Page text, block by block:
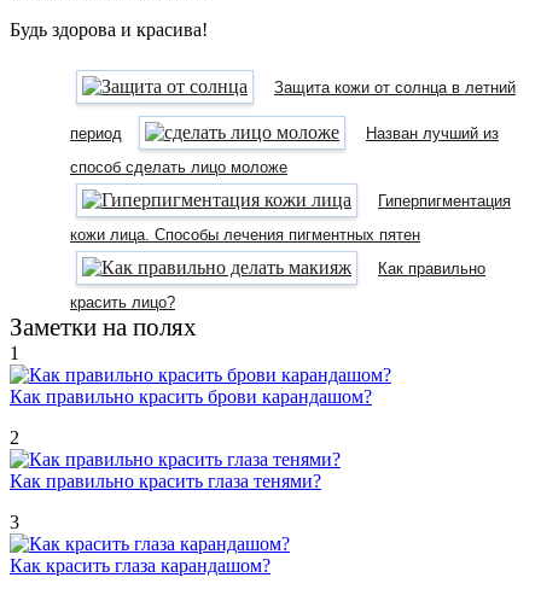
Будь здорова и красива!
Защита кожи от солнца в летний
период
Назван лучший из
способ сделать лицо моложе
Гиперпигментация
кожи лица. Способы лечения пигментных пятен
Как правильно
красить лицо?
Заметки на полях
1
Как правильно красить брови карандашом?
2
Как правильно красить глаза тенями?
3
Как красить глаза карандашом?